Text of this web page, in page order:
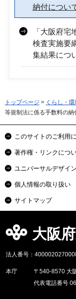
納付につい
「大阪府
検査実施要
集結果につ
トップページ > くらし・環
等規制法に係る手数料の納
このサイトのご利用
著作権・リンクにつ
ユニバーサルデザイ
個人情報の取り扱い
サイトマップ
大阪
法人番号：
本庁
〒540-8570 大
代表電話番号